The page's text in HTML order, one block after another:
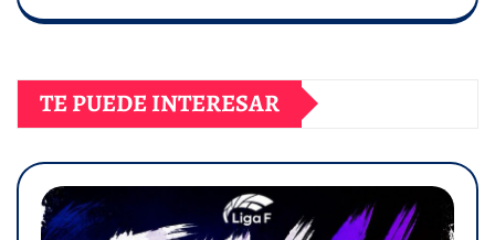
TE PUEDE INTERESAR